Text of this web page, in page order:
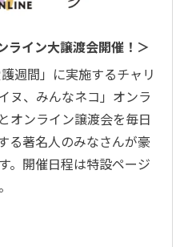
ライン大譲渡会開催！＞
週間」に実施するチャリ
ヌ、みんなネコ」オンラ
オンライン譲渡会を毎日
る著名人のみなさんが豪
。開催日程は特設ページ